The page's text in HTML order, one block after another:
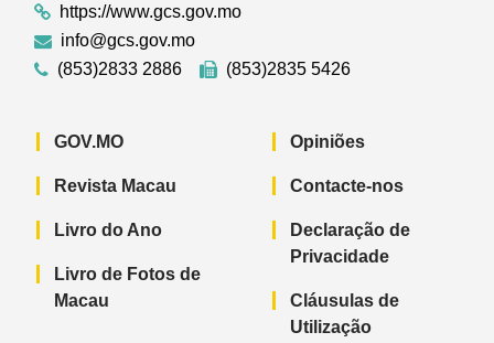
https://www.gcs.gov.mo
info@gcs.gov.mo
(853)2833 2886
(853)2835 5426
GOV.MO
Revista Macau
Livro do Ano
Livro de Fotos de
Macau
Opiniões
Contacte-nos
Declaração de
Privacidade
Cláusulas de
Utilização